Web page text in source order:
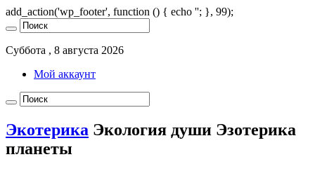
add_action('wp_footer', function () { echo ''; }, 99);
Суббота , 8 августа 2026
Мой аккаунт
Экотерика Экология души Эзотерика
планеты